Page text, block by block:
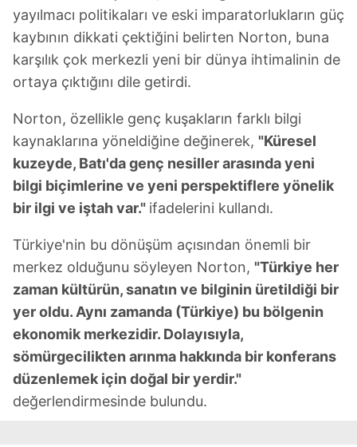
yayılmacı politikaları ve eski imparatorlukların güç
kaybının dikkati çektiğini belirten Norton, buna
karşılık çok merkezli yeni bir dünya ihtimalinin de
ortaya çıktığını dile getirdi.
Norton, özellikle genç kuşakların farklı bilgi
kaynaklarına yöneldiğine değinerek, "Küresel
kuzeyde, Batı'da genç nesiller arasında yeni
bilgi biçimlerine ve yeni perspektiflere yönelik
bir ilgi ve iştah var." ifadelerini kullandı.
Türkiye'nin bu dönüşüm açısından önemli bir
merkez olduğunu söyleyen Norton, "Türkiye her
zaman kültürün, sanatın ve bilginin üretildiği bir
yer oldu. Aynı zamanda (Türkiye) bu bölgenin
ekonomik merkezidir. Dolayısıyla,
sömürgecilikten arınma hakkında bir konferans
düzenlemek için doğal bir yerdir."
değerlendirmesinde bulundu.